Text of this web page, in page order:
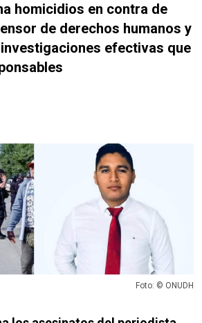
homicidios en contra de
de derechos humanos y
efectivas que
Foto: © ONUDH